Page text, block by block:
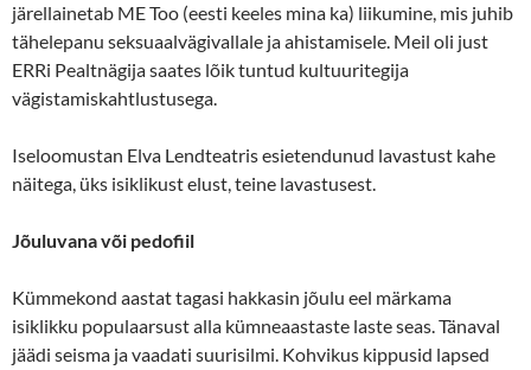
järellainetab ME Too (eesti keeles mina ka) liikumine, mis juhib
tähelepanu seksuaalvägivallale ja ahistamisele. Meil oli just
ERRi Pealtnägija saates lõik tuntud kultuuritegija
vägistamiskahtlustusega.
Iseloomustan Elva Lendteatris esietendunud lavastust kahe
näitega, üks isiklikust elust, teine lavastusest.
Jõuluvana või pedofiil
Kümmekond aastat tagasi hakkasin jõulu eel märkama
isiklikku populaarsust alla kümneaastaste laste seas. Tänaval
jäädi seisma ja vaadati suurisilmi. Kohvikus kippusid lapsed